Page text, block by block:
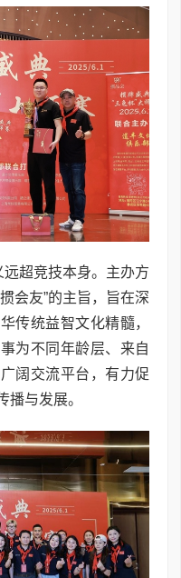
远超竞技本身。主办方
会友”的主旨，旨在深
传统益智文化精髓，
为不同年龄层、来自
阔交流平台，有力促
播与发展。